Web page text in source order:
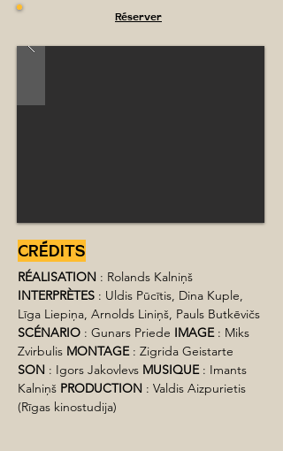
Réserver
CRÉDITS
RÉALISATION : Rolands Kalniņš
INTERPRÈTES : Uldis Pūcītis, Dina Kuple,
Līga Liepiņa, Arnolds Liniņš, Pauls Butkēvičs
SCÉNARIO : Gunars Priede IMAGE : Miks
Zvirbulis MONTAGE : Zigrida Geistarte
SON : Igors Jakovlevs MUSIQUE : Imants
Kalniņš PRODUCTION : Valdis Aizpurietis
(Rīgas kinostudija)